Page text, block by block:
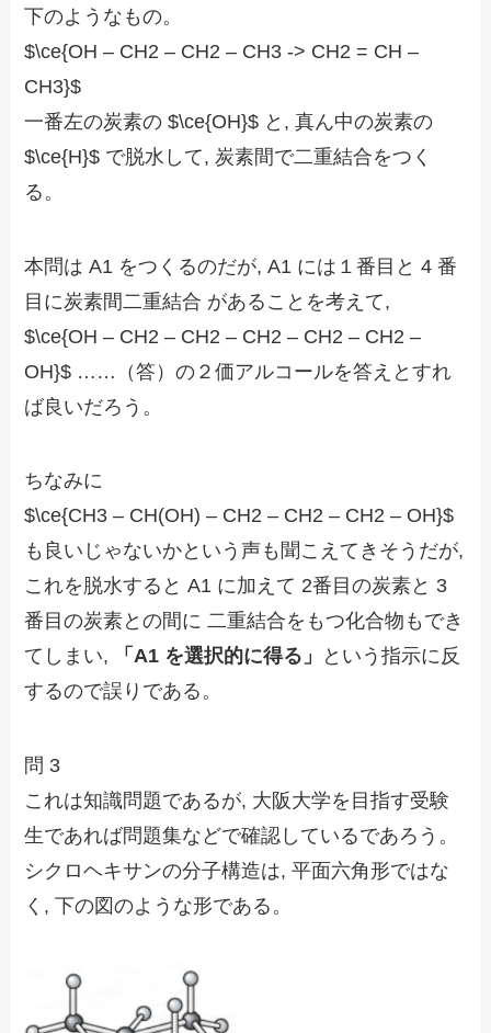
下のようなもの。
$\ce{OH – CH2 – CH2 – CH3 -> CH2 = CH –
CH3}$
一番左の炭素の $\ce{OH}$ と, 真ん中の炭素の
$\ce{H}$ で脱水して, 炭素間で二重結合をつく
る。
本問は A1 をつくるのだが, A1 には１番目と 4 番
目に炭素間二重結合 があることを考えて,
$\ce{OH – CH2 – CH2 – CH2 – CH2 – CH2 –
OH}$ ……（答）の２価アルコールを答えとすれ
ば良いだろう。
ちなみに
$\ce{CH3 – CH(OH) – CH2 – CH2 – CH2 – OH}$
も良いじゃないかという声も聞こえてきそうだが,
これを脱水すると A1 に加えて 2番目の炭素と 3
番目の炭素との間に 二重結合をもつ化合物もでき
てしまい,
「A1 を選択的に得る」
という指示に反
するので誤りである。
問 3
これは知識問題であるが, 大阪大学を目指す受験
生であれば問題集などで確認しているであろう。
シクロヘキサンの分子構造は, 平面六角形ではな
く, 下の図のような形である。